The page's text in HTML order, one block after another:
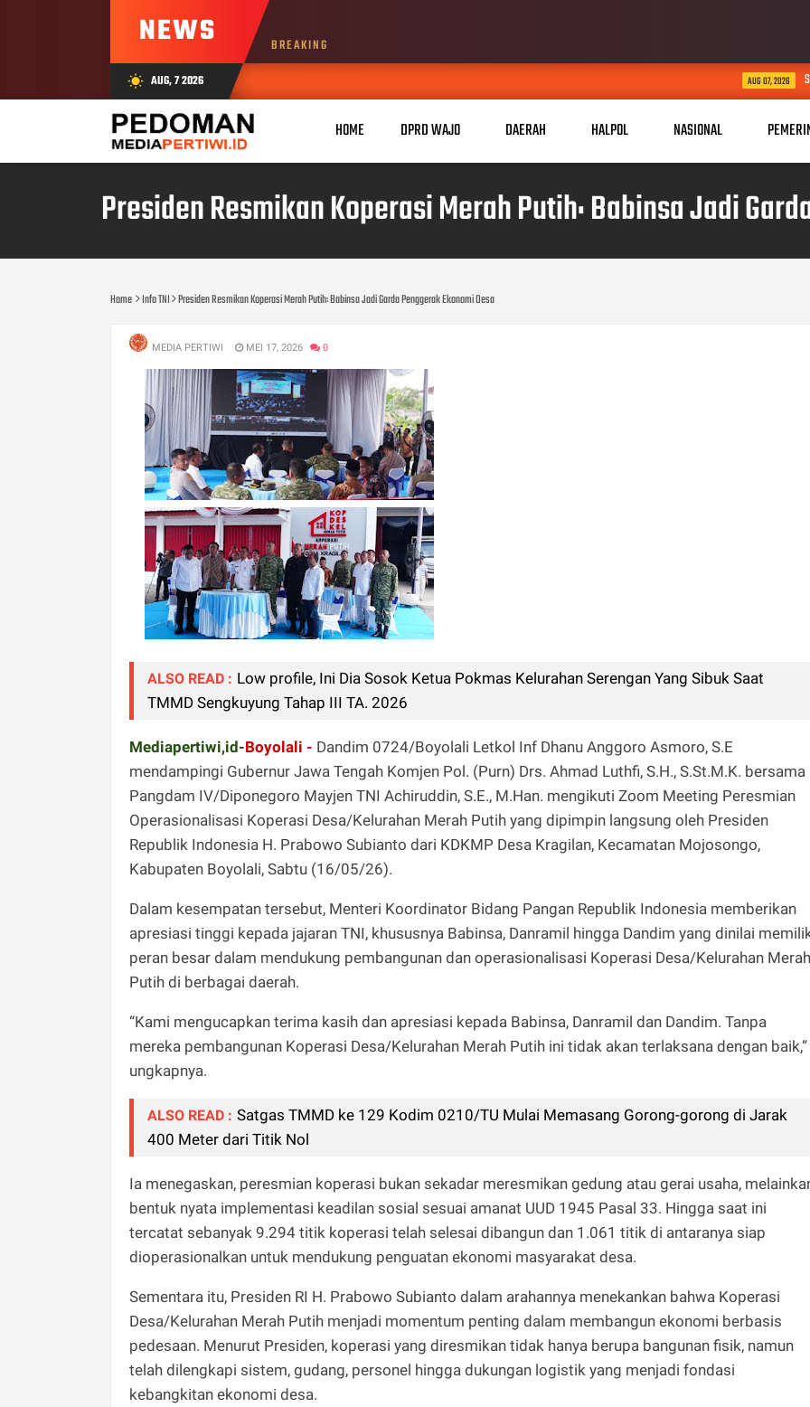
NEWS BREAKING
wb_sunny AUG, 7 2026 Setetes Harapan di
HOME DPRD WAJO DAERAH HALPOL NASIONAL
Presiden Resmikan Koperasi Merah Putih: Babinsa Jadi
Home Info TNI Presiden Resmikan Koperasi Merah Putih: Babinsa Jadi Garda Penggerak Ekonomi Desa
MEDIA PERTIWI MEI 17, 2026 0
ALSO READ : Low profile, Ini Dia Sosok Ketua Pokmas Kelurahan Serengan Yang Sibuk Saat
TMMD Sengkuyung Tahap III TA. 2026
Mediapertiwi,id-Boyolali - Dandim 0724/Boyolali Letkol Inf Dhanu Anggoro Asmoro, S.E
mendampingi Gubernur Jawa Tengah Komjen Pol. (Purn) Drs. Ahmad Luthfi, S.H., S.St.M.K. bersama
Pangdam IV/Diponegoro Mayjen TNI Achiruddin, S.E., M.Han. mengikuti Zoom Meeting Peresmian
Operasionalisasi Koperasi Desa/Kelurahan Merah Putih yang dipimpin langsung oleh Presiden
Republik Indonesia H. Prabowo Subianto dari KDKMP Desa Kragilan, Kecamatan Mojosongo,
Kabupaten Boyolali, Sabtu (16/05/26).
Dalam kesempatan tersebut, Menteri Koordinator Bidang Pangan Republik Indonesia memberikan
apresiasi tinggi kepada jajaran TNI, khususnya Babinsa, Danramil hingga Dandim yang dinilai
peran besar dalam mendukung pembangunan dan operasionalisasi Koperasi Desa/Kelurahan Merah
Putih di berbagai daerah.
“Kami mengucapkan terima kasih dan apresiasi kepada Babinsa, Danramil dan Dandim. Tanpa
mereka pembangunan Koperasi Desa/Kelurahan Merah Putih ini tidak akan terlaksana dengan baik,”
ungkapnya.
ALSO READ : Satgas TMMD ke 129 Kodim 0210/TU Mulai Memasang Gorong-gorong di Jarak
400 Meter dari Titik Nol
Ia menegaskan, peresmian koperasi bukan sekadar meresmikan gedung atau gerai usaha,
bentuk nyata implementasi keadilan sosial sesuai amanat UUD 1945 Pasal 33. Hingga saat ini
tercatat sebanyak 9.294 titik koperasi telah selesai dibangun dan 1.061 titik di antaranya siap
dioperasionalkan untuk mendukung penguatan ekonomi masyarakat desa.
Sementara itu, Presiden RI H. Prabowo Subianto dalam arahannya menekankan bahwa Koperasi
Desa/Kelurahan Merah Putih menjadi momentum penting dalam membangun ekonomi berbasis
pedesaan. Menurut Presiden, koperasi yang diresmikan tidak hanya berupa bangunan fisik, namun
telah dilengkapi sistem, gudang, personel hingga dukungan logistik yang menjadi fondasi
kebangkitan ekonomi desa.